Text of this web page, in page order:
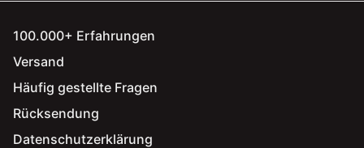
100.000+ Erfahrungen
Versand
Häufig gestellte Fragen
Rücksendung
Datenschutzerklärung